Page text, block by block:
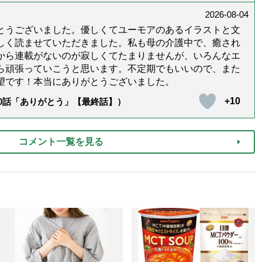
2026-08-04
うございました。優しくてユーモアのあるイラストと文
く読ませていただきました。私も母の介護中で、癒され
ら連載がないのが寂しくてたまりませんが、いろんなエ
頑張っていこうと思います。不定期でもいいので、また
す！本当にありがとうございました。
「ありがとう」【最終話】）
+10
コメント一覧を見る